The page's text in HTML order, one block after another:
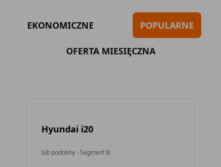
EKONOMICZNE POPULARNE
OFERTA MIESIĘCZNA
Hyundai i20
lub podobny - Segment B